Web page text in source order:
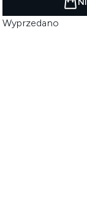
Wyprzedano